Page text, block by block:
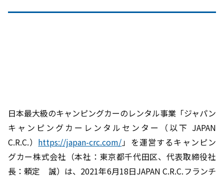
日本最大級のキャンピングカーのレンタル事業「ジャパン
キャンピングカーレンタルセンター（以下 JAPAN
C.R.C.） https://japan-crc.com/」を運営するキャンピン
グカー株式会社（本社：東京都千代田区、代表取締役社
長：頼定 誠）は、2021年6月18日JAPAN C.R.C.フランチ